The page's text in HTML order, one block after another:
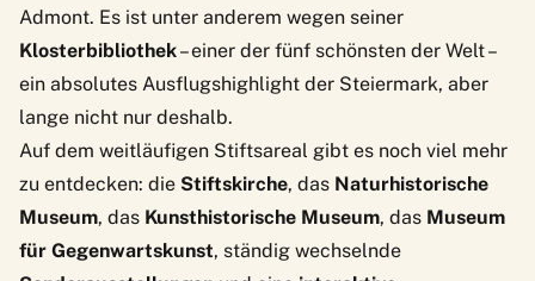
Admont. Es ist unter anderem wegen seiner
Klosterbibliothek– einer der fünf schönsten der Welt –
ein absolutes Ausflugshighlight der Steiermark, aber
lange nicht nur deshalb.
Auf dem weitläufigen Stiftsareal gibt es noch viel mehr
zu entdecken: die Stiftskirche, das Naturhistorische
Museum, das Kunsthistorische Museum, das Museum
für Gegenwartskunst, ständig wechselnde